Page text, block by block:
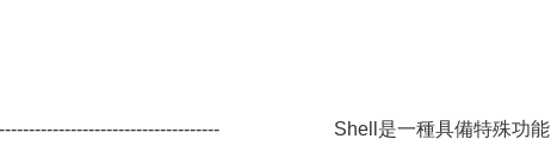
Shell是一種具備特殊功能